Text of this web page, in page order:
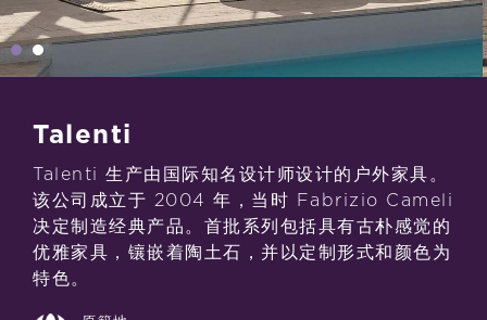
Talenti
Talenti 生产由国际知名设计师设计的户外家具。
该公司成立于 2004 年，当时 Fabrizio Cameli
决定制造经典产品。首批系列包括具有古朴感觉的
优雅家具，镶嵌着陶土石，并以定制形式和颜色为
特色。